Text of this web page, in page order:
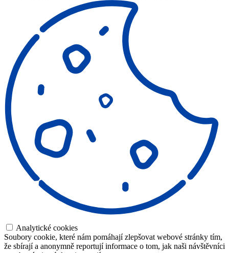
Analytické cookies
Soubory cookie, které nám pomáhají zlepšovat webové stránky tím,
že sbírají a anonymně reportují informace o tom, jak naši návštěvníci